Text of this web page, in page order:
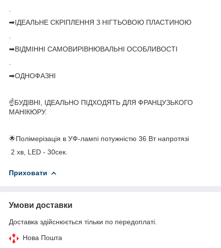
➡ІДЕАЛЬНЕ СКРІПЛЕННЯ З НІГТЬОВОЮ ПЛАСТИНОЮ
➡ВІДМІННІ САМОВИРІВНЮВАЛЬНІ ОСОБЛИВОСТІ
➡ОДНОФАЗНІ
☝БУДІВНІ, ІДЕАЛЬНО ПІДХОДЯТЬ ДЛЯ ФРАНЦУЗЬКОГО
МАНІКЮРУ.
🌟Полімерізація в УФ-лампі потужністю 36 Вт напротязі
2 хв, LED - 30сек.
Приховати
Умови доставки
Доставка здійснюється тільки по передоплаті.
Нова Пошта